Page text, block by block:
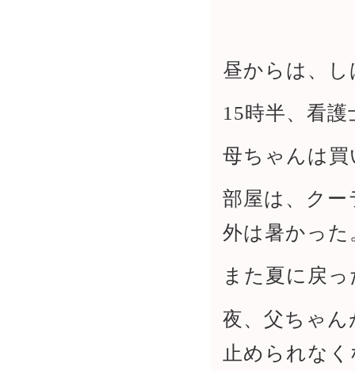
昼からは、
15時半、看
母ちゃんは
部屋は、ク
外は暑かった
また夏に戻
夜、父ちゃ
止められな